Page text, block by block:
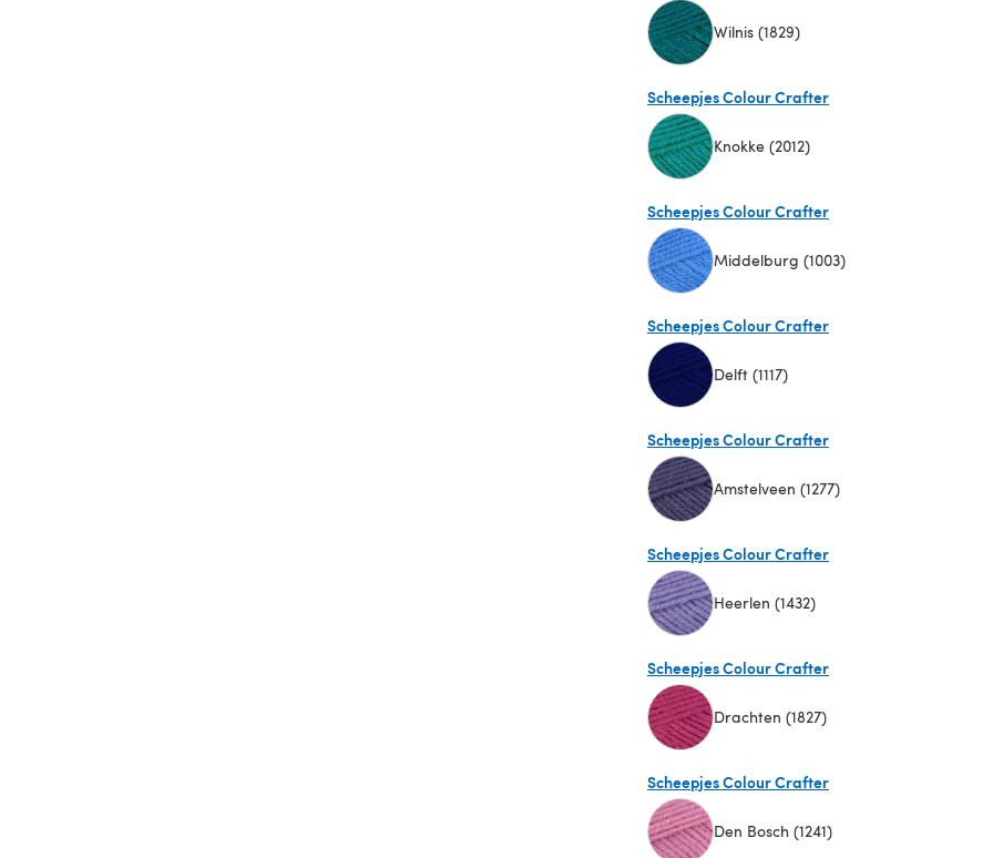
Wilnis (1829)
Scheepjes Colour Crafter
Knokke (2012)
Scheepjes Colour Crafter
Middelburg (1003)
Scheepjes Colour Crafter
Delft (1117)
Scheepjes Colour Crafter
Amstelveen (1277)
Scheepjes Colour Crafter
Heerlen (1432)
Scheepjes Colour Crafter
Drachten (1827)
Scheepjes Colour Crafter
Den Bosch (1241)